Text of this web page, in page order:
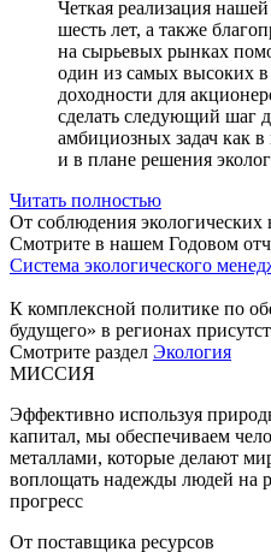
Четкая реализация
шесть лет, а также
на сырьевых рынках
один из самых высоких в
доходности для
сделать следующий шаг
амбициозных задач как в
и в плане решения
Читать полностью
От соблюдения экологических
Смотрите в нашем Годовом
Система экологического
К комплексной политике по
будущего» в регионах
Смотрите раздел Экология
МИССИЯ
Эффективно используя
капитал, мы обеспечиваем
металлами, которые делают
воплощать надежды людей на
прогресс
От поставщика ресурсов